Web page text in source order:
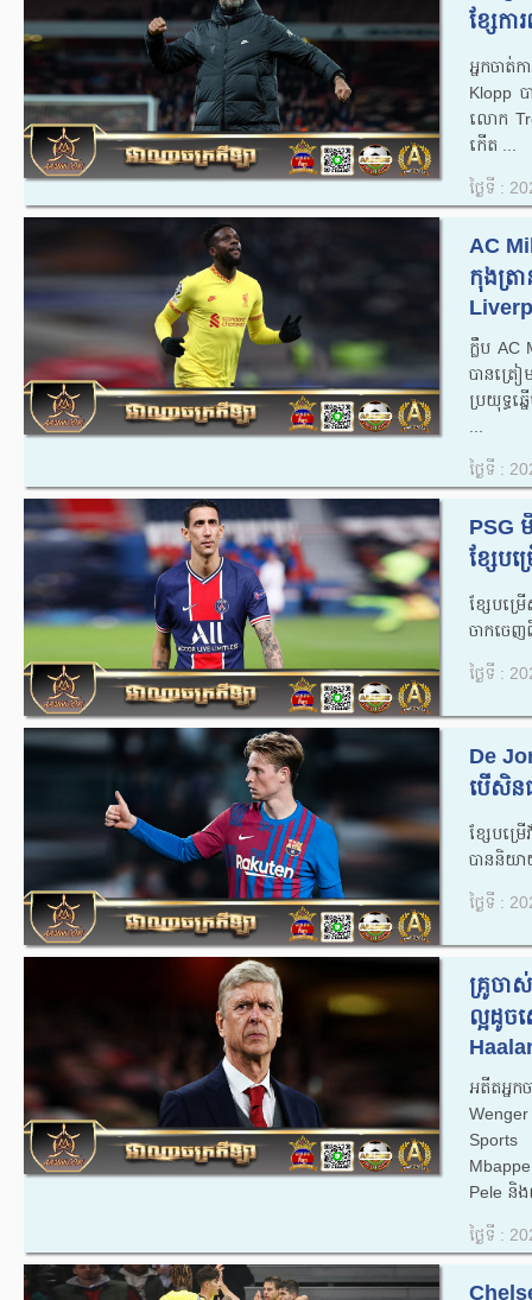
ខ្សែក
អ្នកចា
Klopp ប
លោក
កើត ...
ថ្ងៃទី :
AC
កុងត្រ
ក្លឹប
បានត្រៀ
ប្រយុទ្ធឆ្
ថ្ងៃទី :
PSG
ខ្សែប
ខ្សែបម្រ
ចាកចេញ
ថ្ងៃទី :
De
បើសិន
ខ្សែបម្
បាននិយា
ថ្ងៃទី :
គ្រូចា
ល្អដូច
អតីតអ្នក
Sports
Pele និង
ថ្ងៃទី :